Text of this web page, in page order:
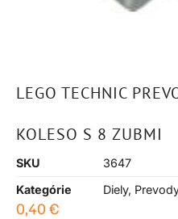
LEGO TECHNIC
KOLESO S 8 ZUBMI
SKU
3647
Kategórie
Diely, Prevody
0,40 €